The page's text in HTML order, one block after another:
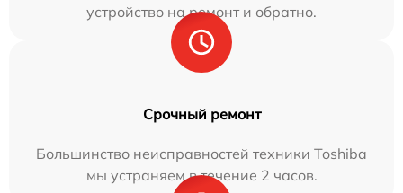
устройство на ремонт и обратно.
Срочный ремонт
Большинство неисправностей техники Toshiba
мы устраняем в течение 2 часов.